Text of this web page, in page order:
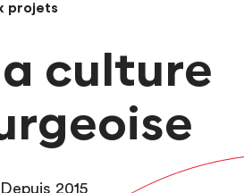
projets
culture
2015